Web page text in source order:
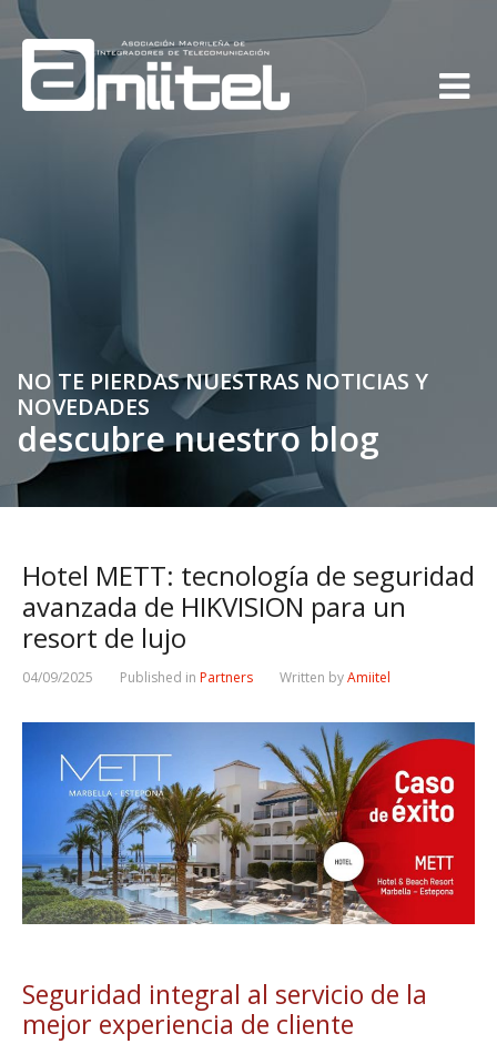
NO TE PIERDAS NUESTRAS NOTICIAS Y
NOVEDADES
descubre nuestro blog
Hotel METT: tecnología de seguridad
avanzada de HIKVISION para un
resort de lujo
04/09/2025 Published in Partners Written byAmiitel
Seguridad integral al servicio de la
mejor experiencia de cliente